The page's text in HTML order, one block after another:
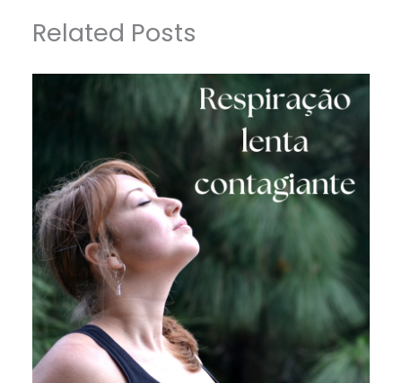
Related Posts